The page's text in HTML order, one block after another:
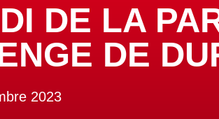
DE LA
DE
2023